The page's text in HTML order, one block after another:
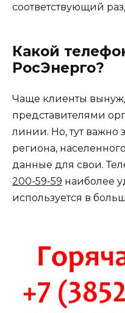
соответствующий
Какой
РосЭнерго?
Чаще клиенты
представителями
линии. Но, тут важно
региона,
данные для свои.
200-59-59 наиболее
используется в